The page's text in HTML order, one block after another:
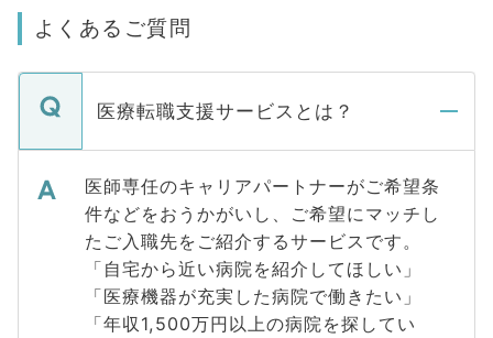
よくあるご質問
医療転職支援サービスとは？
医師専任のキャリアパートナーがご希望条
件などをおうかがいし、ご希望にマッチし
たご入職先をご紹介するサービスです。
「自宅から近い病院を紹介してほしい」
「医療機器が充実した病院で働きたい」
「年収1,500万円以上の病院を探してい